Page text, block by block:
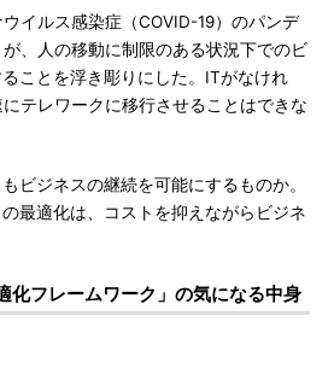
イルス感染症（COVID-19）のパンデ
、人の移動に制限のある状況下でのビ
ことを浮き彫りにした。ITがなけれ
テレワークに移行させることはできな
ビジネスの継続を可能にするものか。
最適化は、コストを抑えながらビジネ
フレームワーク」の気になる中身